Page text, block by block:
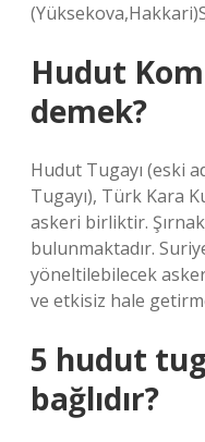
Hudut
demek?
Hudut Tugayı (eski
Tugayı), Türk Kara
askeri birliktir.
bulunmaktadır.
yöneltilebilecek
ve etkisiz hale
5 hudut
bağlıdır?